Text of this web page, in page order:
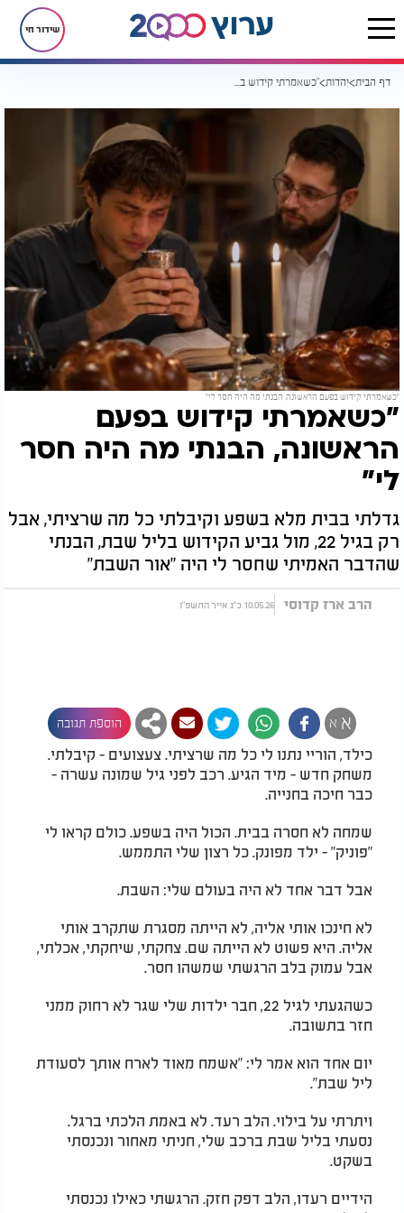
שידור חי
דף הבית יהדות "כשאמרתי קידוש בפעם הראשונה, הבנתי מה היה חסר לי"
"כשאמרתי קידוש בפעם הראשונה, הבנתי מה היה חסר לי"
"כשאמרתי קידוש בפעם
הראשונה, הבנתי מה היה חסר
לי"
גדלתי בבית מלא בשפע וקיבלתי כל מה שרציתי, אבל
רק בגיל 22, מול גביע הקידוש בליל שבת, הבנתי
שהדבר האמיתי שחסר לי היה "אור השבת"
הרב ארז קדוסי 10.05.26 כ"ג אייר התשפ"ו
א א הוספת תגובה
כילד, הוריי נתנו לי כל מה שרציתי. צעצועים - קיבלתי.
משחק חדש - מיד הגיע. רכב לפני גיל שמונה עשרה -
כבר חיכה בחנייה.
שמחה לא חסרה בבית. הכול היה בשפע. כולם קראו לי
"פוניק" - ילד מפונק. כל רצון שלי התממש.
אבל דבר אחד לא היה בעולם שלי: השבת.
לא חינכו אותי אליה, לא הייתה מסגרת שתקרב אותי
אליה. היא פשוט לא הייתה שם. צחקתי, שיחקתי, אכלתי,
אבל עמוק בלב הרגשתי שמשהו חסר.
כשהגעתי לגיל 22, חבר ילדות שלי שגר לא רחוק ממני
חזר בתשובה.
יום אחד הוא אמר לי: "אשמח מאוד לארח אותך לסעודת
ליל שבת".
ויתרתי על בילוי. הלב רעד. לא באמת הלכתי ברגל.
נסעתי בליל שבת ברכב שלי, חניתי מאחור ונכנסתי
בשקט.
הידיים רעדו, הלב דפק חזק. הרגשתי כאילו נכנסתי